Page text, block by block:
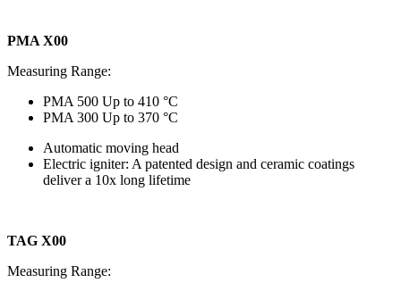
PMA X00
Measuring Range:
PMA 500 Up to 410 °C
PMA 300 Up to 370 °C
Automatic moving head
Electric igniter: A patented design and ceramic coatings
deliver a 10x long lifetime
TAG X00
Measuring Range: